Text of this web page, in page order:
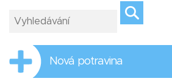
Nová potravina